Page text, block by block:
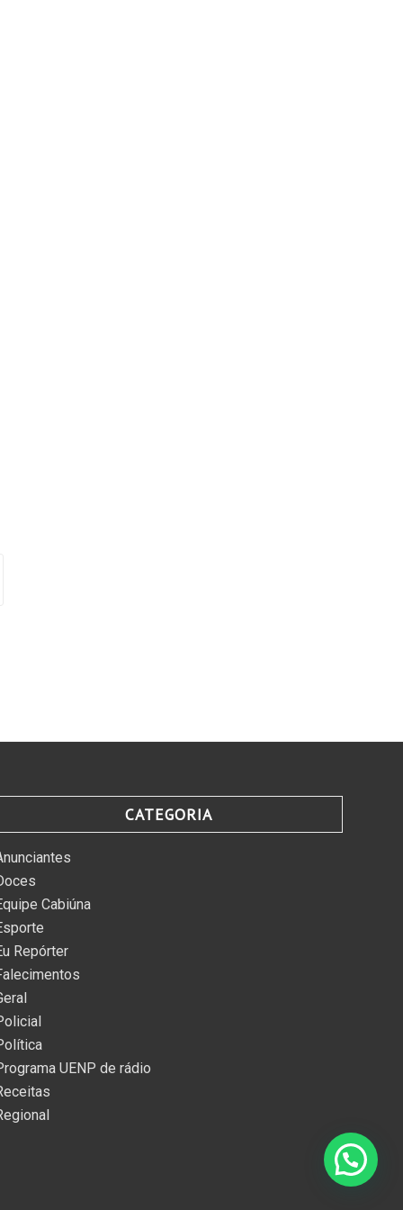
CATEGORIA
Cabiúna
Repórter
UENP de rádio